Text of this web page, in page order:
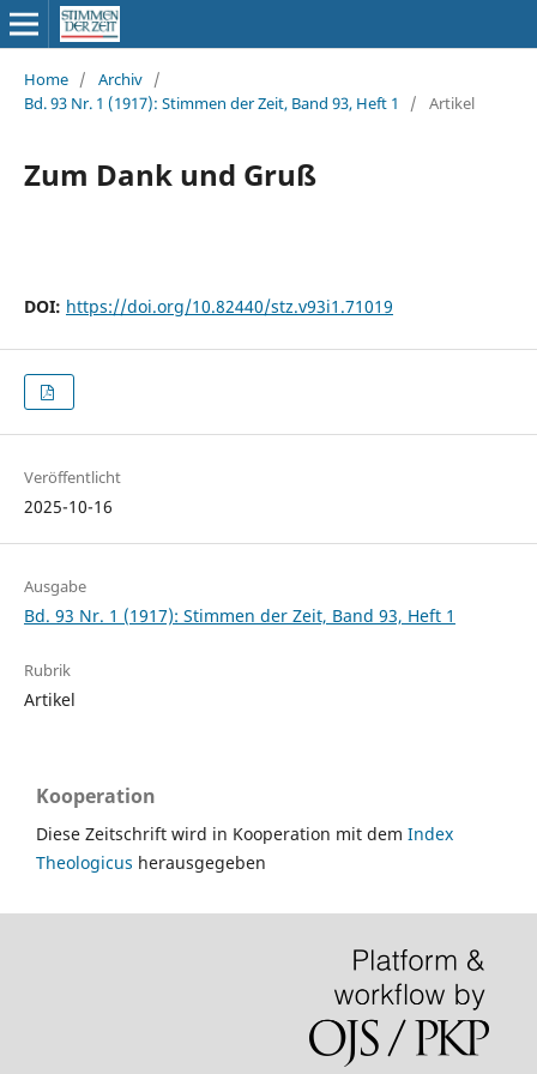
Home / Archiv /
Bd. 93 Nr. 1 (1917): Stimmen der Zeit, Band 93, Heft 1
/ Artikel
Zum Dank und Gruß
DOI: https://doi.org/10.82440/stz.v93i1.71019
Veröffentlicht
2025-10-16
Ausgabe
Bd. 93 Nr. 1 (1917): Stimmen der Zeit, Band 93, Heft 1
Rubrik
Artikel
Kooperation
Diese Zeitschrift wird in Kooperation mit dem Index
Theologicus herausgegeben